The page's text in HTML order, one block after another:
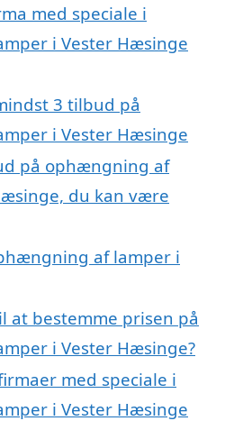
med speciale i
i Vester Hæsinge
3 tilbud på
i Vester Hæsinge
på ophængning af
du kan være
af lamper i
at bestemme prisen på
i Vester Hæsinge?
med speciale i
i Vester Hæsinge